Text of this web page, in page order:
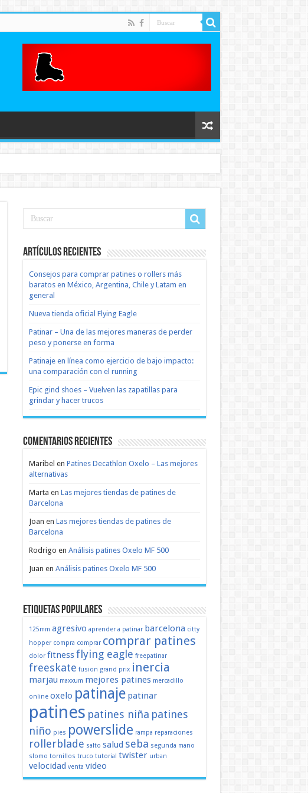
Artículos recientes
Consejos para comprar patines o rollers más
baratos en México, Argentina, Chile y Latam en
general
Nueva tienda oficial Flying Eagle
Patinar – Una de las mejores maneras de perder
peso y ponerse en forma
Patinaje en línea como ejercicio de bajo impacto:
una comparación con el running
Epic gind shoes – Vuelven las zapatillas para
grindar y hacer trucos
Comentarios recientes
Maribel en Patines Decathlon Oxelo – Las mejores
alternativas
Marta en Las mejores tiendas de patines de
Barcelona
Joan en Las mejores tiendas de patines de
Barcelona
Rodrigo en Análisis patines Oxelo MF 500
Juan en Análisis patines Oxelo MF 500
Etiquetas populares
125mm agresivo aprender a patinar barcelona citty
hopper compra comprar comprar patines
dolor fitnessflying eagle freepatinar
freeskate fusion grand prix inercia
marjau maxxum mejores patines mercadillo
online oxelo patinaje patinar
patines patines niña patines
niño pies powerslide rampa reparaciones
rollerblade salto salud seba segunda mano
slomo tornillos truco tutorial twister urban
velocidad venta video